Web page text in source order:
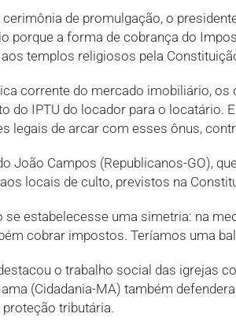
cerimônia de promulgação, o
porque a forma de cobrança do
templos religiosos pela
corrente do mercado imobiliário,
do IPTU do locador para o locatário.
legais de arcar com esses ônus,
João Campos (Republicanos-GO),
locais de culto, previstos na
se estabelecesse uma simetria: na
cobrar impostos. Teríamos uma
o trabalho social das igrejas
(Cidadania-MA) também
tributária.